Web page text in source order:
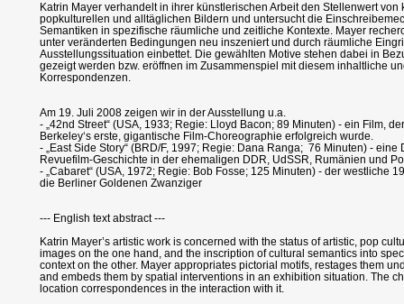
Katrin Mayer verhandelt in ihrer künstlerischen Arbeit den Stellenwert von
popkulturellen und alltäglichen Bildern und untersucht die
Semantiken in spezifische räumliche und zeitliche Kontexte. Mayer
unter veränderten Bedingungen neu inszeniert und durch räumliche
Ausstellungssituation einbettet. Die gewählten Motive stehen dabei in
gezeigt werden bzw. eröffnen im Zusammenspiel mit diesem inhaltliche
Korrespondenzen.
Am 19. Juli 2008 zeigen wir in der Ausstellung u.a.
- „42nd Street“ (USA, 1933; Regie: Lloyd Bacon; 89 Minuten) - ein Film,
Berkeley‘s erste, gigantische Film-Choreographie erfolgreich wurde.
- „East Side Story“ (BRD/F, 1997; Regie: Dana Ranga; 76 Minuten) - eine
Revuefilm-Geschichte in der ehemaligen DDR, UdSSR, Rumänien und
- „Cabaret“ (USA, 1972; Regie: Bob Fosse; 125 Minuten) - der westliche
die Berliner Goldenen Zwanziger
--- English text abstract ---
Katrin Mayer’s artistic work is concerned with the status of artistic, pop
images on the one hand, and the inscription of cultural semantics into
context on the other. Mayer appropriates pictorial motifs, restages them
and embeds them by spatial interventions in an exhibition situation. The
location correspondences in the interaction with it.